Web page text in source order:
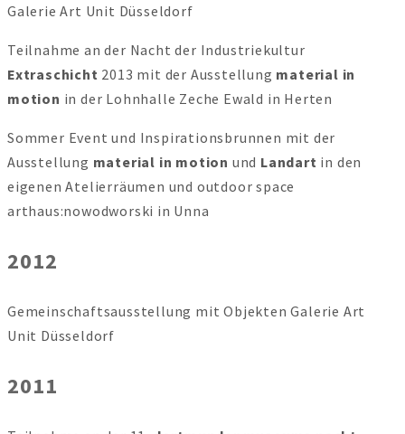
Galerie Art Unit Düsseldorf
Teilnahme an der Nacht der Industriekultur
Extraschicht 2013 mit der Ausstellung material in
motion in der Lohnhalle Zeche Ewald in Herten
Sommer Event und Inspirationsbrunnen mit der
Ausstellung material in motion und Landart in den
eigenen Atelierräumen und outdoor space
arthaus:nowodworski in Unna
2012
Gemeinschaftsausstellung mit Objekten Galerie Art
Unit Düsseldorf
2011